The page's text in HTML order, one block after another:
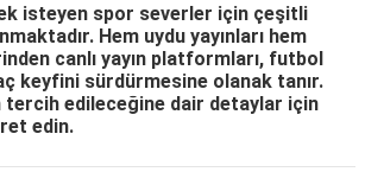
isteyen spor severler için çeşitli
Hem uydu yayınları hem
canlı yayın platformları, futbol
keyfini sürdürmesine olanak tanır.
tercih edileceğine dair detaylar için
edin.